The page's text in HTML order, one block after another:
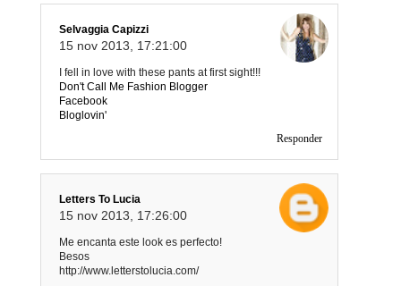
Selvaggia Capizzi
15 nov 2013, 17:21:00
I fell in love with these pants at first sight!!!
Don't Call Me Fashion Blogger
Facebook
Bloglovin'
Responder
Letters To Lucia
15 nov 2013, 17:26:00
Me encanta este look es perfecto!
Besos
http://www.letterstolucia.com/